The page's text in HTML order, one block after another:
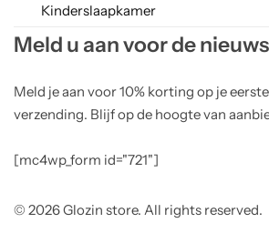
Kinderslaapkamer
Meld u aan voor de
Meld je aan voor 10% korting op je
verzending. Blijf op de hoogte van
[mc4wp_form id="721"]
© 2026 Glozin store. All rights reserved.